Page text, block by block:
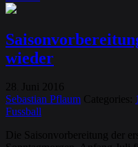
wieder
28
2016
Sebastian Pflaum Categories:
Fussball
Die Saisonvorbereitung der